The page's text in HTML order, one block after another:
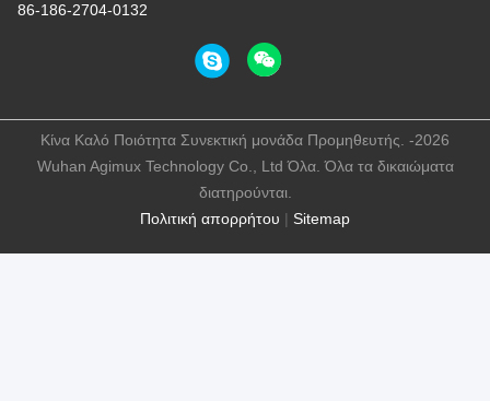
86-186-2704-0132
Πολιτική απορρήτου | Sitemap
Κίνα Καλό Ποιότητα Συνεκτική μονάδα Προμηθευτής. -2026
Wuhan Agimux Technology Co., Ltd Όλα. Όλα τα δικαιώματα
διατηρούνται.